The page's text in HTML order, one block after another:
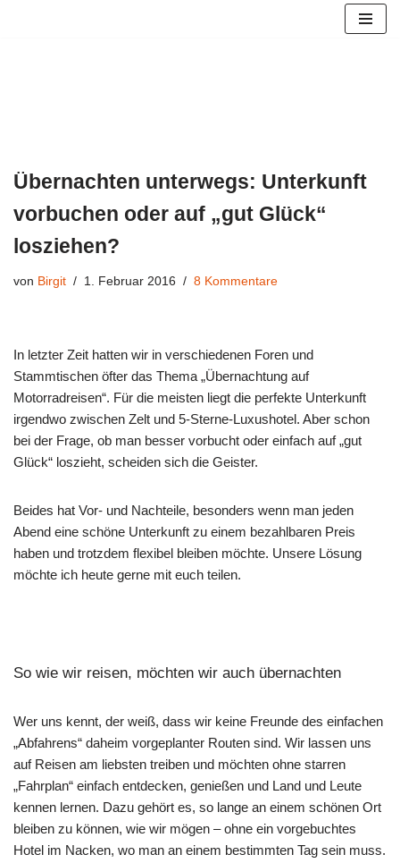
Übernachten unterwegs: Unterkunft
vorbuchen oder auf „gut Glück“
losziehen?
von Birgit 1. Februar 2016 8 Kommentare
In letzter Zeit hatten wir in verschiedenen Foren und
Stammtischen öfter das Thema „Übernachtung auf
Motorradreisen“. Für die meisten liegt die perfekte Unterkunft
irgendwo zwischen Zelt und 5-Sterne-Luxushotel. Aber schon
bei der Frage, ob man besser vorbucht oder einfach auf „gut
Glück“ loszieht, scheiden sich die Geister.
Beides hat Vor- und Nachteile, besonders wenn man jeden
Abend eine schöne Unterkunft zu einem bezahlbaren Preis
haben und trotzdem flexibel bleiben möchte. Unsere Lösung
möchte ich heute gerne mit euch teilen.
So wie wir reisen, möchten wir auch übernachten
Wer uns kennt, der weiß, dass wir keine Freunde des einfachen
„Abfahrens“ daheim vorgeplanter Routen sind. Wir lassen uns
auf Reisen am liebsten treiben und möchten ohne starren
„Fahrplan“ einfach entdecken, genießen und Land und Leute
kennen lernen. Dazu gehört es, so lange an einem schönen Ort
bleiben zu können, wie wir mögen – ohne ein vorgebuchtes
Hotel im Nacken, wo man an einem bestimmten Tag sein muss.